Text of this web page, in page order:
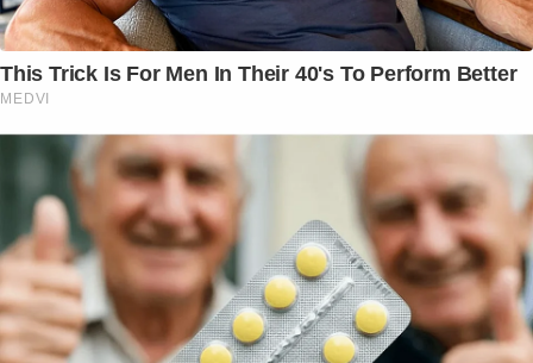
This Trick Is For Men In Their 40's To Perform Better
MEDVI